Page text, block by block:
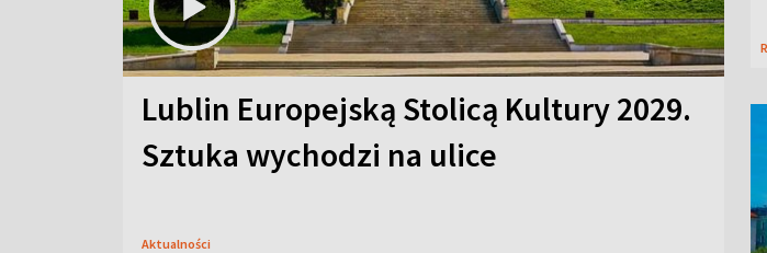
Lublin Europejską Stolicą Kultury 2029.
Sztuka wychodzi na ulice
Aktualności